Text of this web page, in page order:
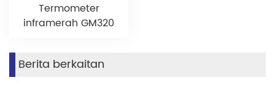
Termometer
inframerah GM320
Berita berkaitan